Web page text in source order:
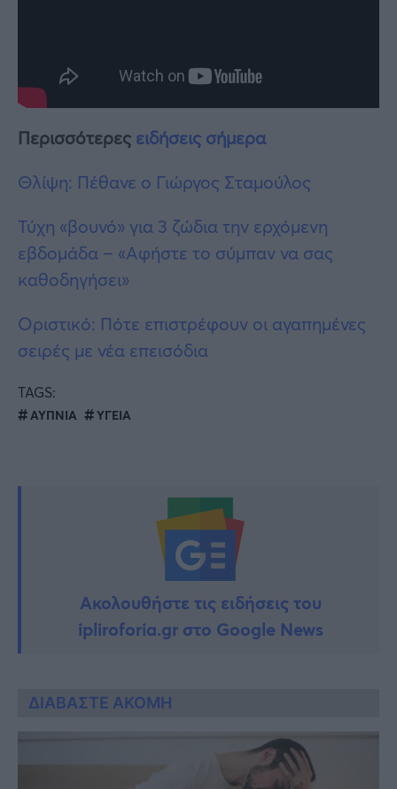
Περισσότερες ειδήσεις σήμερα
Θλίψη: Πέθανε ο Γιώργος Σταμούλος
Τύχη «βουνό» για 3 ζώδια την ερχόμενη
εβδομάδα – «Αφήστε το σύμπαν να σας
καθοδηγήσει»
Οριστικό: Πότε επιστρέφουν οι αγαπημένες
σειρές με νέα επεισόδια
TAGS:
ΑΥΠΝΙΑ ΥΓΕΙΑ
Ακολουθήστε τις ειδήσεις του
ipliroforia.gr στο Google News
ΔΙΑΒΑΣΤΕ ΑΚΟΜΗ